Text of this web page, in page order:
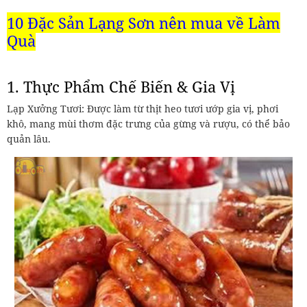
10 Đặc Sản Lạng Sơn nên mua về Làm
Quà
1. Thực Phẩm Chế Biến & Gia Vị
Lạp Xưởng Tươi: Được làm từ thịt heo tươi ướp gia vị, phơi
khô, mang mùi thơm đặc trưng của gừng và rượu, có thể bảo
quản lâu.